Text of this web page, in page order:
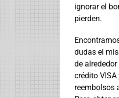
ignorar el
pierden.
dudas el
de
crédito
reembolsos